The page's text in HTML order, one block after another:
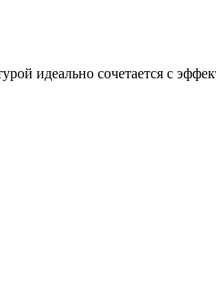
идеально сочетается с